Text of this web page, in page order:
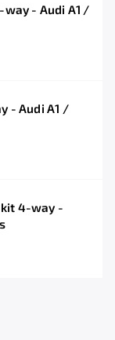
way - Audi A1 /
- Audi A1 /
kit 4-way -